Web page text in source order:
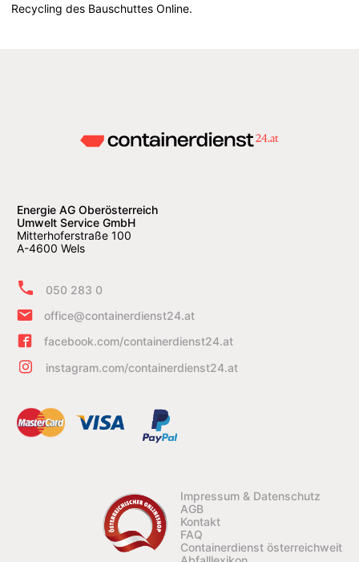
Recycling des Bauschuttes Online.
Energie AG Oberösterreich
Umwelt Service GmbH
Mitterhoferstraße 100
A-4600 Wels
050 283 0
office@containerdienst24.at
facebook.com/containerdienst24.at
instagram.com/containerdienst24.at
Impressum & Datenschutz
AGB
Kontakt
FAQ
Containerdienst österreichweit